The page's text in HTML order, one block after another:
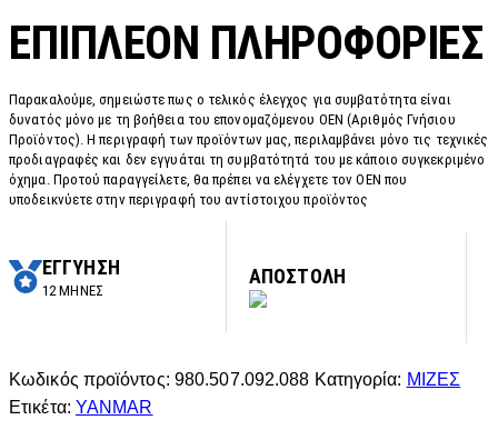
ΕΠΙΠΛΈΟΝ ΠΛΗΡΟΦΟΡΊΕΣ
Παρακαλούμε, σημειώστε πως ο τελικός έλεγχος για συμβατότητα είναι
δυνατός μόνο με τη βοήθεια του επονομαζόμενου OEN (Αριθμός Γνήσιου
Προϊόντος). Η περιγραφή των προϊόντων μας, περιλαμβάνει μόνο τις τεχνικές
προδιαγραφές και δεν εγγυάται τη συμβατότητά του με κάποιο συγκεκριμένο
όχημα. Προτού παραγγείλετε, θα πρέπει να ελέγχετε τον OEN που
υποδεικνύετε στην περιγραφή του αντίστοιχου προϊόντος
ΕΓΓΥΗΣΗ
12 ΜΗΝΕΣ
ΑΠΟΣΤΟΛΗ
Κωδικός προϊόντος: 980.507.092.088 Κατηγορία: ΜΙΖΕΣ
Ετικέτα: YANMAR